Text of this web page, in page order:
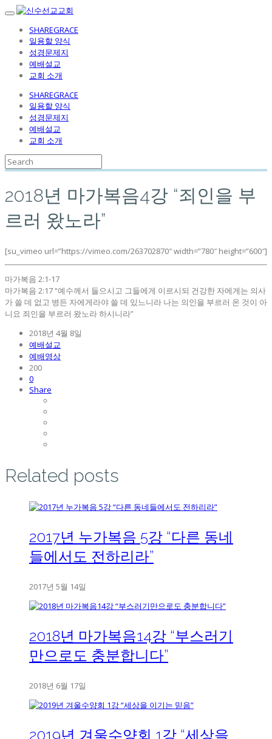
SHAREGRACE
일용할 양식
성경문제지
예배설교
교회 소개
SHAREGRACE
일용할 양식
성경문제지
예배설교
교회 소개
2018년 마가복음4강 “죄인을 부
르러 왔노라”
[su_vimeo url=”https://vimeo.com/263702870″ width=”780″ height=”600″]
마가복음 2:1-17
마가복음 2:17 “예수께서 들으시고 그들에게 이르시되 건강한 자에게는 의사
가 쓸 데 없고 병든 자에게라야 쓸 데 있느니라 나는 의인을 부르러 온 것이 아
니요 죄인을 부르러 왔노라 하시니라”
2018년 4월 8일
예배설교
예배영상
200
0
Share
Related posts
2017년 누가복음 5강 “다른 동네
들에서도 전하리라”
2017년 5월 14일
2018년 마가복음14강 “부스러기
만으로도 충분합니다”
2018년 6월 17일
2019년 겨울수양회 1강 “세상을